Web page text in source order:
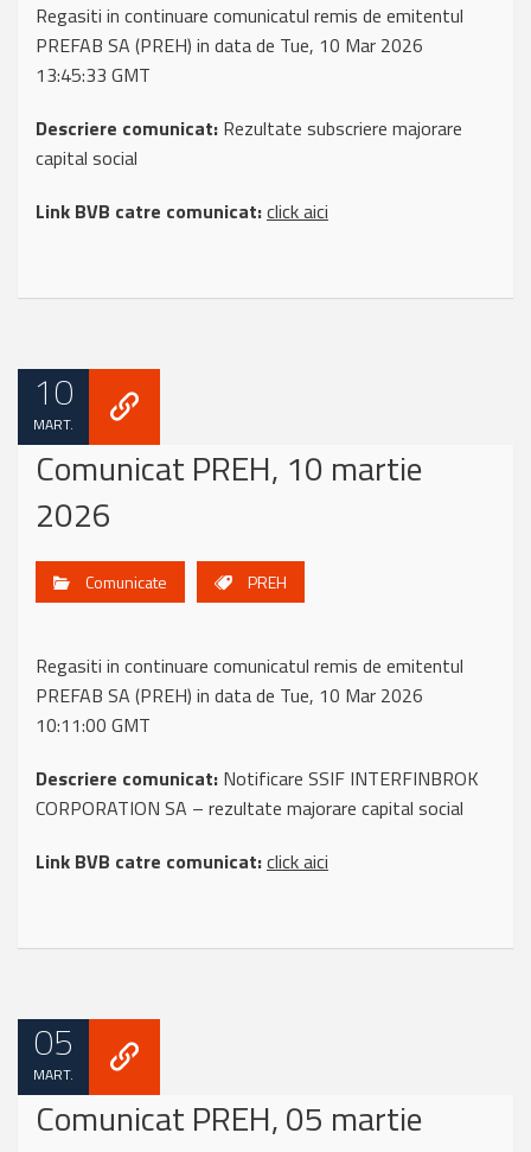
Regasiti in continuare comunicatul remis de emitentul
PREFAB SA (PREH) in data de Tue, 10 Mar 2026
13:45:33 GMT
Descriere comunicat: Rezultate subscriere majorare
capital social
Link BVB catre comunicat:click aici
10
MART.
Comunicat PREH, 10 martie
2026
Comunicate PREH
Regasiti in continuare comunicatul remis de emitentul
PREFAB SA (PREH) in data de Tue, 10 Mar 2026
10:11:00 GMT
Descriere comunicat: Notificare SSIF INTERFINBROK
CORPORATION SA – rezultate majorare capital social
Link BVB catre comunicat:click aici
05
MART.
Comunicat PREH, 05 martie